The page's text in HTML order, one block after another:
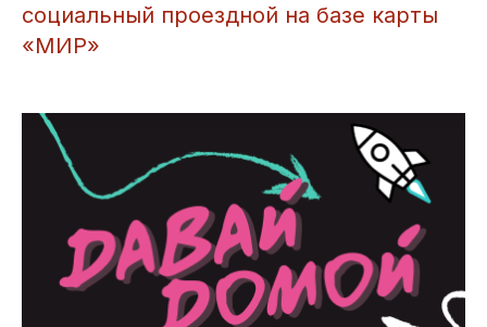
социальный проездной на базе карты
«МИР»